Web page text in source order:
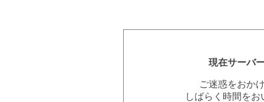
現在サーバ
ご迷惑をおか
しばらく時間を